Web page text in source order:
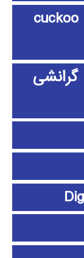
الگوریتم جستجوی فاخته cuckoo